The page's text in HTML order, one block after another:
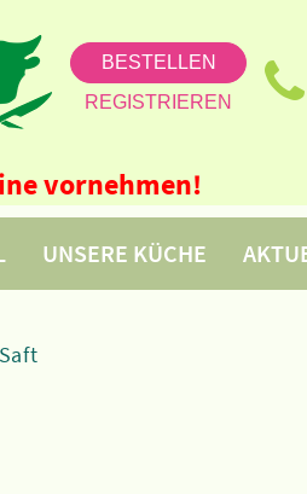
BESTELLEN
REGISTRIEREN
vornehmen!
UNSERE KÜCHE